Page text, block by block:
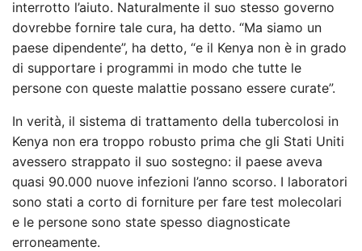
interrotto l’aiuto. Naturalmente il suo stesso governo
dovrebbe fornire tale cura, ha detto. “Ma siamo un
paese dipendente”, ha detto, “e il Kenya non è in grado
di supportare i programmi in modo che tutte le
persone con queste malattie possano essere curate”.
In verità, il sistema di trattamento della tubercolosi in
Kenya non era troppo robusto prima che gli Stati Uniti
avessero strappato il suo sostegno: il paese aveva
quasi 90.000 nuove infezioni l’anno scorso. I laboratori
sono stati a corto di forniture per fare test molecolari
e le persone sono state spesso diagnosticate
erroneamente.